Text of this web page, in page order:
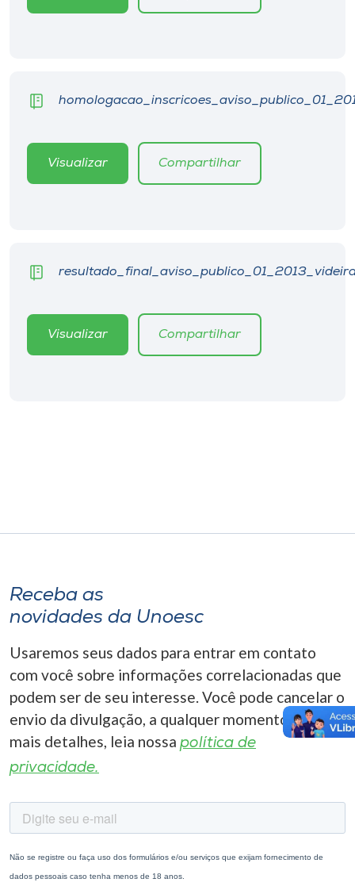
Visualizar Compartilhar
Visualizar Compartilhar
Receba as
novidades da Unoesc
Usaremos seus dados para entrar em contato
com você sobre informações correlacionadas que
podem ser de seu interesse. Você pode cancelar o
envio da divulgação, a qualquer momento. Para
mais detalhes, leia nossa política de
privacidade.